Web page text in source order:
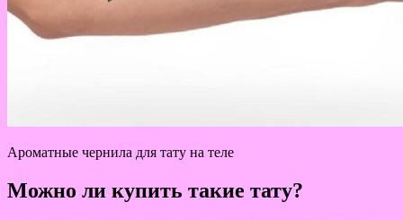
Ароматные чернила для тату на теле
Можно ли купить такие тату?